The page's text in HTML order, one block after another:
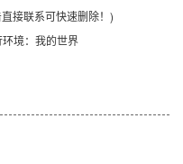
接联系可快速删除！)
环境：我的世界